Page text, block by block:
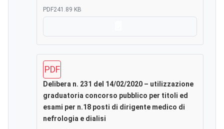
PDF241.89 KB
PDF
Delibera n. 231 del 14/02/2020 – utilizzazione
graduatoria concorso pubblico per titoli ed
esami per n.18 posti di dirigente medico di
nefrologia e dialisi